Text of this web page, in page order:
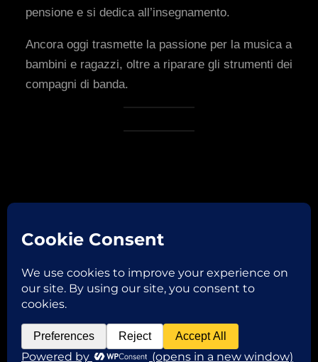
pensione e si dedica all’insegnamento.
Ancora oggi trasmette la passione per la musica a
bambini e ragazzi, oltre a riparare gli strumenti dei
compagni di banda.
FacebookInstagram
Copyright © 2026 ROBERTA VAGLIANI
sull’Oglio -MN- | TEL. +39 3331488746